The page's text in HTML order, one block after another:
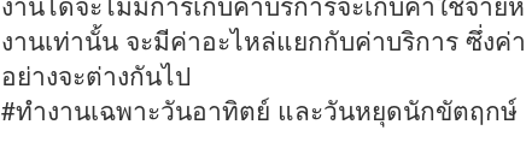
งานเท่านั้น จะมีค่าอะไหล่แยกกับค่าบริการ ซึ่งค่
อย่างจะต่างกันไป
#ทำงานเฉพาะวันอาทิตย์ และวันหยุดนักขัตฤกษ์